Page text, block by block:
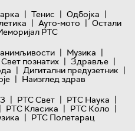
| Тенис | Одбојка |
| Ауто-мото | Остали
РТС
| Музика |
Свет познатих | Здравље |
| Дигитални предузетник |
| Наизглед здрав
| РТС Свет | РТС Наука |
| РТС Класика | РТС Коло |
| РТС Полетарац